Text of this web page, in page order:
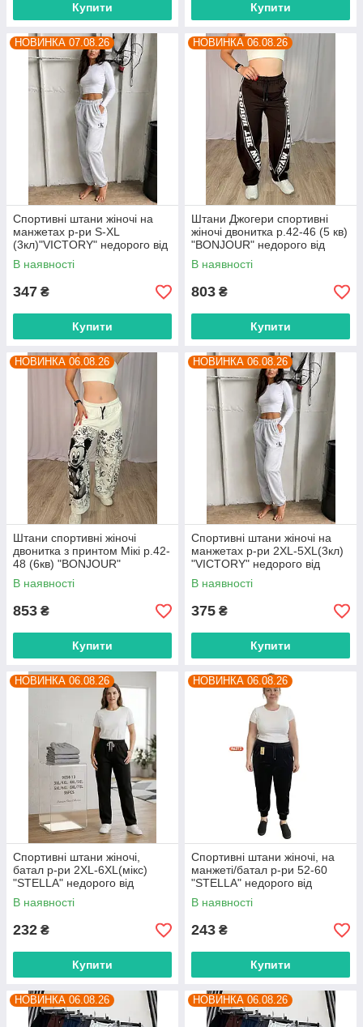
Купити Купити
НОВИНКА 07.08.26
Спортивні штани жіночі на
манжетах р-ри S-XL
(3кл)"VICTORY" недорого від
прямого постачальника
В наявності
347 ₴
Купити
НОВИНКА 06.08.26
Штани Джогери спортивні
жіночі двонитка р.42-46 (5 кв)
"BONJOUR" недорого від
прямого постачальника
В наявності
803 ₴
Купити
НОВИНКА 06.08.26
Штани спортивні жіночі
двонитка з принтом Мікі р.42-
48 (6кв) "BONJOUR"
недорого від прямого
постачальника
В наявності
853 ₴
Купити
НОВИНКА 06.08.26
Спортивні штани жіночі на
манжетах р-ри 2XL-5XL(3кл)
"VICTORY" недорого від
прямого постачальника
В наявності
375 ₴
Купити
НОВИНКА 06.08.26
Спортивні штани жіночі,
батал р-ри 2XL-6XL(мікс)
"STELLA" недорого від
прямого постачальника
В наявності
232 ₴
Купити
НОВИНКА 06.08.26
Спортивні штани жіночі, на
манжеті/батал р-ри 52-60
"STELLA" недорого від
прямого постачальника
В наявності
243 ₴
Купити
НОВИНКА 06.08.26 НОВИНКА 06.08.26